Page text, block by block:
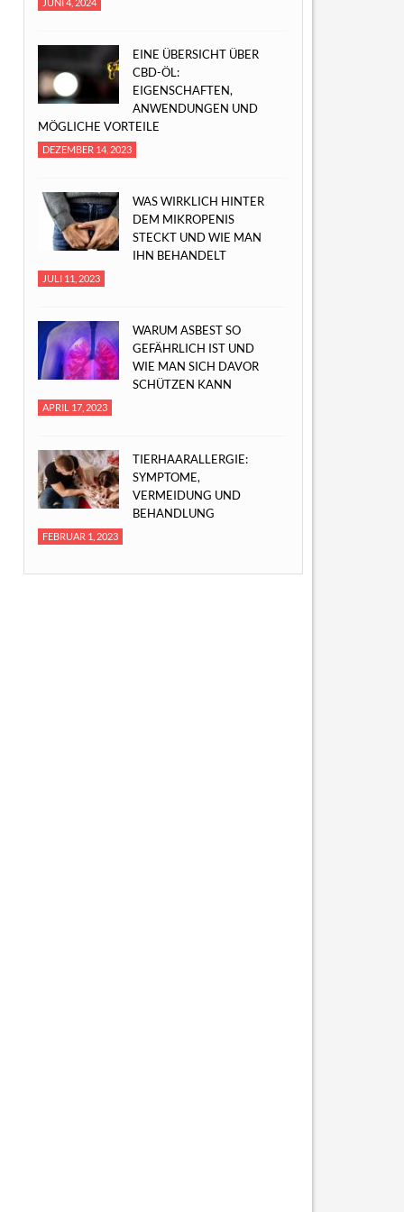
EINE ÜBERSICHT ÜBER
CBD-ÖL:
EIGENSCHAFTEN,
ANWENDUNGEN UND
MÖGLICHE VORTEILE
DEZEMBER 14, 2023
WAS WIRKLICH HINTER
DEM MIKROPENIS
STECKT UND WIE MAN
IHN BEHANDELT
JULI 11, 2023
WARUM ASBEST SO
GEFÄHRLICH IST UND
WIE MAN SICH DAVOR
SCHÜTZEN KANN
APRIL 17, 2023
TIERHAARALLERGIE:
SYMPTOME,
VERMEIDUNG UND
BEHANDLUNG
FEBRUAR 1, 2023